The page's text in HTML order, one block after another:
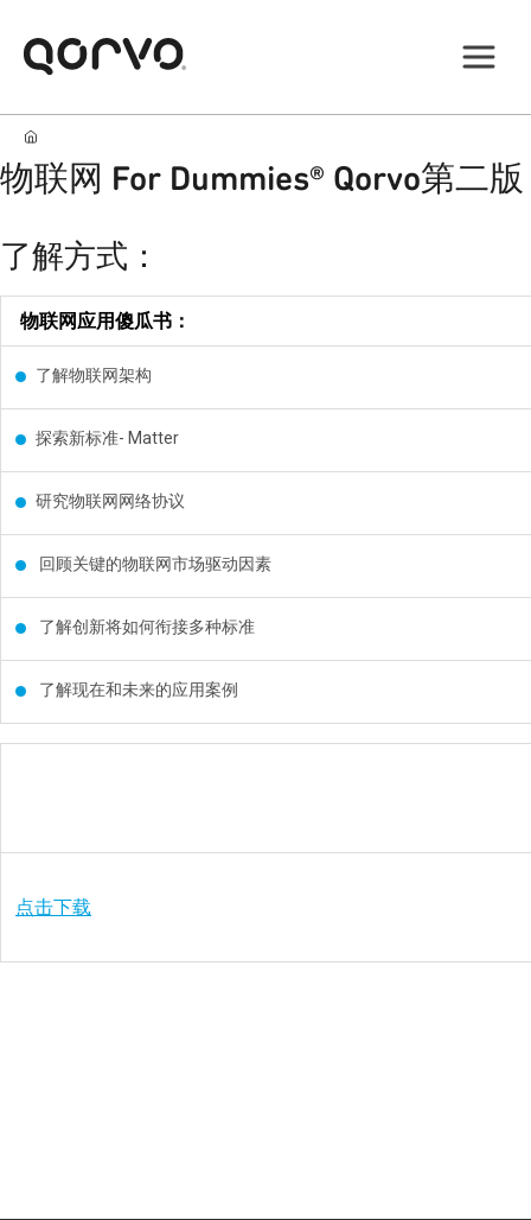
物联网 For Dummies® Qorvo第二版
了解方式：
物联网应用傻瓜书：
了解物联网架构
探索新标准- Matter
研究物联网网络协议
回顾关键的物联网市场驱动因素
了解创新将如何衔接多种标准
了解现在和未来的应用案例
点击下载